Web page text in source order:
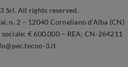
Srl. All rights reserved.
n. 2 – 12040 Corneliano d’Alba (CN)
€ 600.000 – REA: CN-264211
3.it